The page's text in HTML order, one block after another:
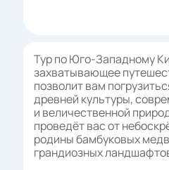
Тур по Юго-Западному
захватывающее
позволит вам
древней культуры,
и величественной
проведёт вас от
родины бамбуковых
грандиозных